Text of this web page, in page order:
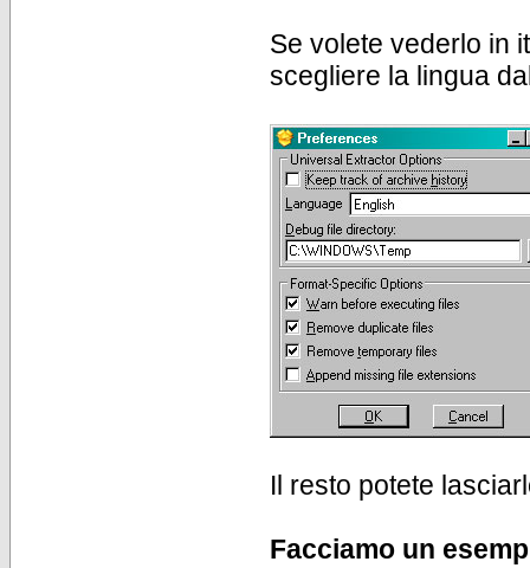
Se volete vederlo in
scegliere la lingua
Il resto potete
Facciamo un